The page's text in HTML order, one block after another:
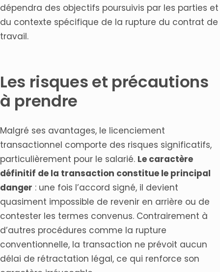
dépendra des objectifs poursuivis par les parties et
du contexte spécifique de la rupture du contrat de
travail.
Les risques et précautions
à prendre
Malgré ses avantages, le licenciement
transactionnel comporte des risques significatifs,
particulièrement pour le salarié. Le caractère
définitif de la transaction constitue le principal
danger : une fois l’accord signé, il devient
quasiment impossible de revenir en arrière ou de
contester les termes convenus. Contrairement à
d’autres procédures comme la rupture
conventionnelle, la transaction ne prévoit aucun
délai de rétractation légal, ce qui renforce son